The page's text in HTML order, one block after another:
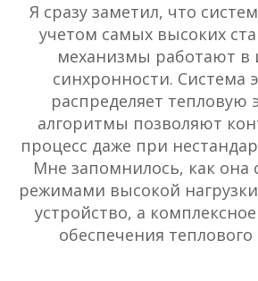
Я сразу заметил, что
учетом самых высоких
механизмы работают в
синхронности. Система
распределяет тепловую
алгоритмы позволяют
процесс даже при
Мне запомнилось, как она
режимами высокой
устройство, а
обеспечения